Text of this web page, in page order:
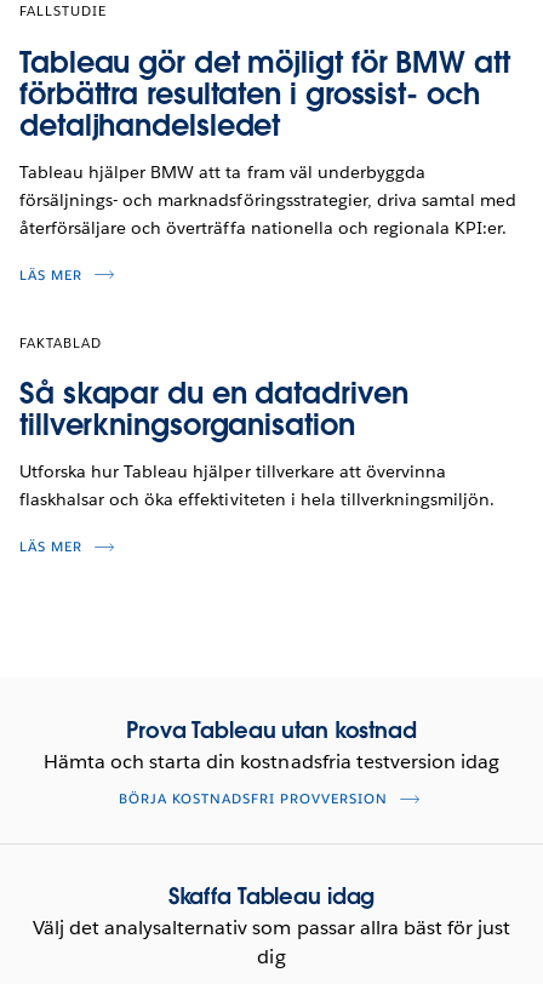
FALLSTUDIE
Tableau gör det möjligt för BMW att
förbättra resultaten i grossist- och
detaljhandelsledet
Tableau hjälper BMW att ta fram väl underbyggda
försäljnings- och marknadsföringsstrategier, driva samtal med
återförsäljare och överträffa nationella och regionala KPI:er.
LÄS MER
FAKTABLAD
Så skapar du en datadriven
tillverkningsorganisation
Utforska hur Tableau hjälper tillverkare att övervinna
flaskhalsar och öka effektiviteten i hela tillverkningsmiljön.
LÄS MER
Prova Tableau utan kostnad
Hämta och starta din kostnadsfria testversion idag
BÖRJA KOSTNADSFRI PROVVERSION
Skaffa Tableau idag
Välj det analysalternativ som passar allra bäst för just
dig